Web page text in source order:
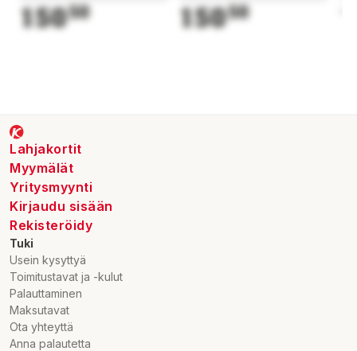
15050 15050
Lahjakortit
Myymälät
Yritysmyynti
Kirjaudu sisään
Rekisteröidy
Tuki
Usein kysyttyä
Toimitustavat ja -kulut
Palauttaminen
Maksutavat
Ota yhteyttä
Anna palautetta